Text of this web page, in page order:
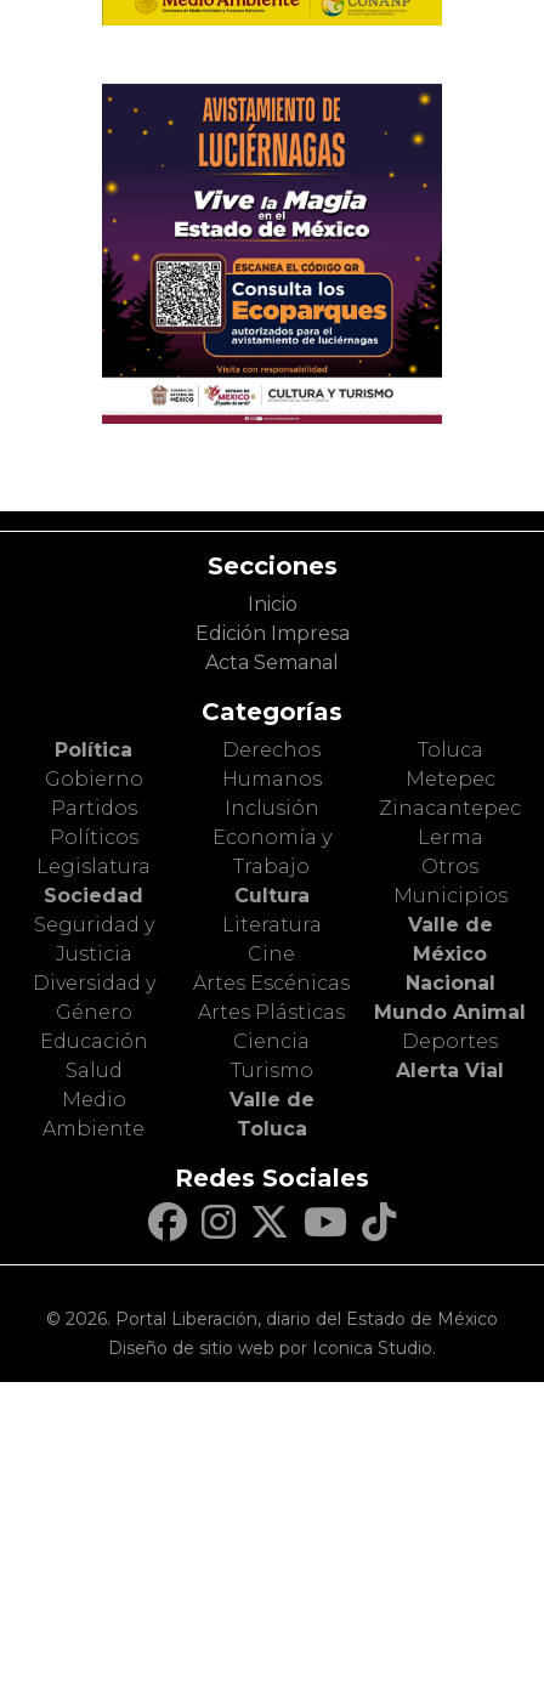
Secciones
Inicio
Edición Impresa
Acta Semanal
Categorías
Política
Gobierno
Partidos
Políticos
Legislatura
Sociedad
Seguridad y
Justicia
Diversidad y
Género
Educación
Salud
Medio
Ambiente
Derechos
Humanos
Inclusión
Economía y
Trabajo
Cultura
Literatura
Cine
Artes Escénicas
Artes Plásticas
Ciencia
Turismo
Valle de
Toluca
Toluca
Metepec
Zinacantepec
Lerma
Otros
Municipios
Valle de
México
Nacional
Mundo Animal
Deportes
Alerta Vial
Redes Sociales
© 2026. Portal Liberación, diario del Estado de México
Diseño de sitio web por Iconica Studio.